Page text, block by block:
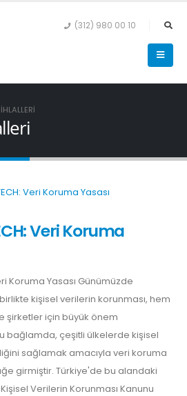
(312) 980 00 10
Veri Koruma
Koruma Yasası Günümüzde
kişisel verilerin korunması, hem
şirketler için büyük önem
bağlamda, çeşitli ülkelerde kişisel
sağlamak amacıyla veri koruma
girmiştir. Türkiye'de bu alandaki
Verilerin Korunması Kanunu